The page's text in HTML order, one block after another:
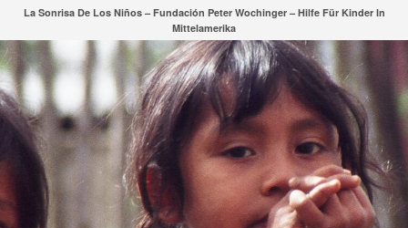
Zum
springen
La Sonrisa De Los Niños – Fundación Peter Wochinger – Hilfe Für Kinder In
Mittelamerika